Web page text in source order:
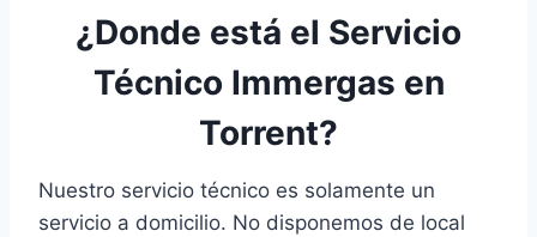
¿Donde está el Servicio
Técnico Immergas en
Torrent?
Nuestro servicio técnico es solamente un
servicio a domicilio. No disponemos de local